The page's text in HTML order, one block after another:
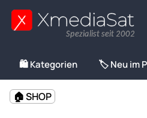
Spezialist seit 2002
🛍️ Kategorien 🏷️ Neu im
🏠 SHOP